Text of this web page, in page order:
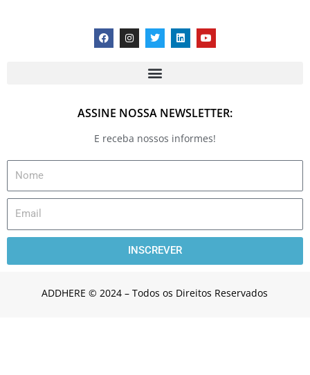
F
a
c
I
n
s
m
T
w
i
t
e
L
i
n
Y
o
u
ASSINE NOSSA NEWSLETTER:
E receba nossos informes!
INSCREVER
ADDHERE © 2024 – Todos os Direitos Reservados